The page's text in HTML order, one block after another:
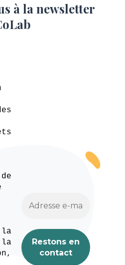
à la newsletter